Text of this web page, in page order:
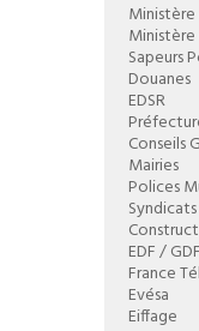
Ministère
Sapeurs
Douanes
EDSR
Conseils
Mairies
Polices
EDF / GDF
France
Evésa
Eiffage